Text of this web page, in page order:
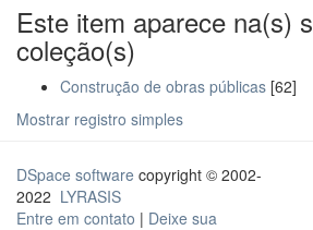
Este item aparece na(s)
coleção(s)
Construção de obras públicas [62]
Mostrar registro simples
DSpace software copyright © 2002-
2022 LYRASIS
Entre em contato | Deixe sua